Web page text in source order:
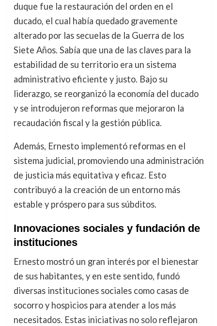
duque fue la restauración del orden en el
ducado, el cual había quedado gravemente
alterado por las secuelas de la Guerra de los
Siete Años. Sabía que una de las claves para la
estabilidad de su territorio era un sistema
administrativo eficiente y justo. Bajo su
liderazgo, se reorganizó la economía del ducado
y se introdujeron reformas que mejoraron la
recaudación fiscal y la gestión pública.
Además, Ernesto implementó reformas en el
sistema judicial, promoviendo una administración
de justicia más equitativa y eficaz. Esto
contribuyó a la creación de un entorno más
estable y próspero para sus súbditos.
Innovaciones sociales y fundación de
instituciones
Ernesto mostró un gran interés por el bienestar
de sus habitantes, y en este sentido, fundó
diversas instituciones sociales como casas de
socorro y hospicios para atender a los más
necesitados. Estas iniciativas no solo reflejaron